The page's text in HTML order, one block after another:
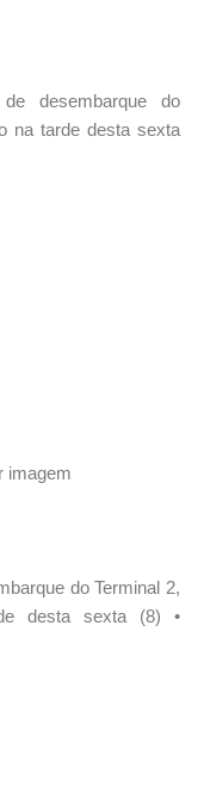
desembarque do
na tarde desta sexta
imagem
do Terminal 2,
desta sexta (8) •